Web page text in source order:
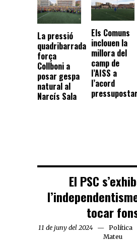
La pressió
quadribarrada
força
Collboni a
posar gespa
natural al
Narcís Sala
Els Comuns
inclouen la
millora del
camp de
l’AISS a
l’acord
El PSC
tocar
11 de juny del 2024 Política
Mateu